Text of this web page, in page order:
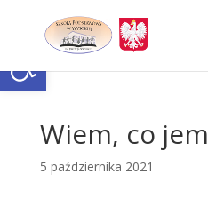
contentOtwórz pasek narzędzi
Wiem, co jem
5 października 2021